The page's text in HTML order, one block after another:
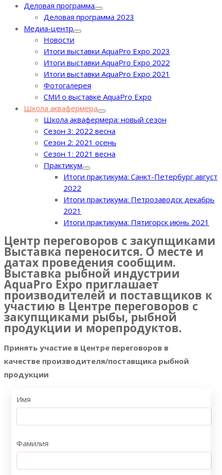
Деловая программа
Деловая программа 2023
Медиа-центр
Новости
Итоги выставки AquaPro Expo 2023
Итоги выставки AquaPro Expo 2022
Итоги выставки AquaPro Expo 2021
Фотогалерея
СМИ о выставке AquaPro Expo
Школа аквафермера
Школа аквафермера: новый сезон
Сезон 3: 2022 весна
Сезон 2: 2021 осень
Сезон 1: 2021 весна
Практикум
Итоги практикума: Санкт-Петербург август
2022
Итоги практикума: Петрозаводск декабрь
2021
Итоги практикума: Пятигорск июнь 2021
Центр переговоров c закупщиками
Выставка переносится. О месте и
датах проведения сообщим.
Выставка рыбной индустрии
AquaPro Expo приглашает
производителей и поставщиков к
участию в Центре переговоров с
закупщиками рыбы, рыбной
продукции и морепродуктов.
Принять участие в Центре переговоров в
качестве производителя/поставщика рыбной
продукции
Имя
Фамилия